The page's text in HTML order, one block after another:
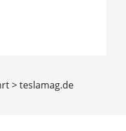
> teslamag.de